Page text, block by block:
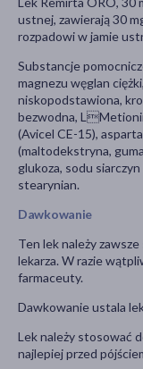
ustnej, zawierają 30
rozpadowi w jamie
Substancje
magnezu węglan
niskopodstawiona,
bezwodna,
(Avicel CE-15),
(maltodekstryna,
glukoza, sodu
stearynian.
Dawkowanie
Ten lek należy
lekarza. W razie
farmaceuty.
Dawkowanie ustala
Lek należy stosować
najlepiej przed